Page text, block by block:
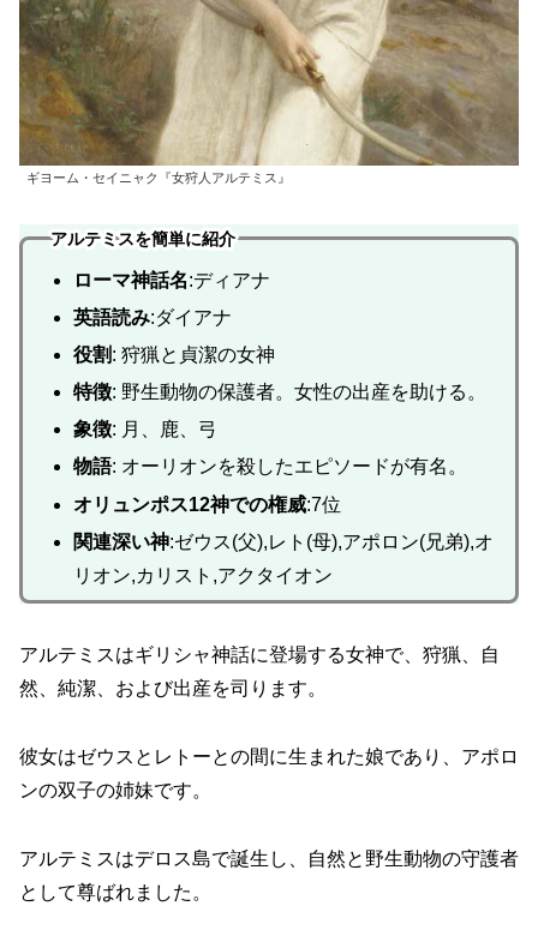
ギヨーム・セイニャク『女狩人アルテミス』
アルテミスを簡単に紹介
ローマ神話名:ディアナ
英語読み:ダイアナ
役割: 狩猟と貞潔の女神
特徴: 野生動物の保護者。女性の出産を助ける。
象徴: 月、鹿、弓
物語: オーリオンを殺したエピソードが有名。
オリュンポス12神での権威:7位
関連深い神:ゼウス(父),レト(母),アポロン(兄弟),オ
リオン,カリスト,アクタイオン
アルテミスはギリシャ神話に登場する女神で、狩猟、自
然、純潔、および出産を司ります。
彼女はゼウスとレトーとの間に生まれた娘であり、アポロ
ンの双子の姉妹です。
アルテミスはデロス島で誕生し、自然と野生動物の守護者
として尊ばれました。